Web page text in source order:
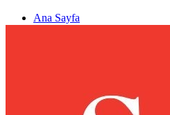
Ana Sayfa